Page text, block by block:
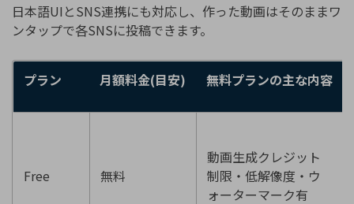
日本語UIとSNS連携にも対応し、作った動画はそのままワ
ンタップで各SNSに投稿できます。
プラン 月額料金(目安) 無料プランの主な内容
Free 無料
動画生成クレジット
制限・低解像度・ウ
ォーターマーク有